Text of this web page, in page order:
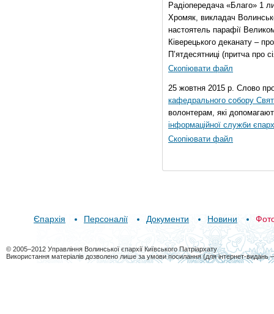
Радіопередача «Благо» 1
Хромяк, викладач
настоятель парафії
Ківерецького деканату –
П’ятдесятниці (притча про
Скопіювати файл
25 жовтня 2015 р. Слово
кафедрального собору
волонтерам, які
інформаційної служби
Скопіювати файл
Єпархія Персоналії Документи Новини
© 2005–2012 Управління Волинської єпархії Київського Патріархату
Використання матеріалів дозволено лише за умови посилання (для інтернет-видань